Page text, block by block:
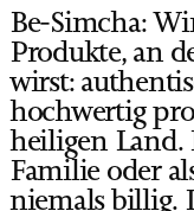
Be-Simcha:
Produkte, an
wirst:
hochwertig
heiligen
Familie oder
niemals billig.